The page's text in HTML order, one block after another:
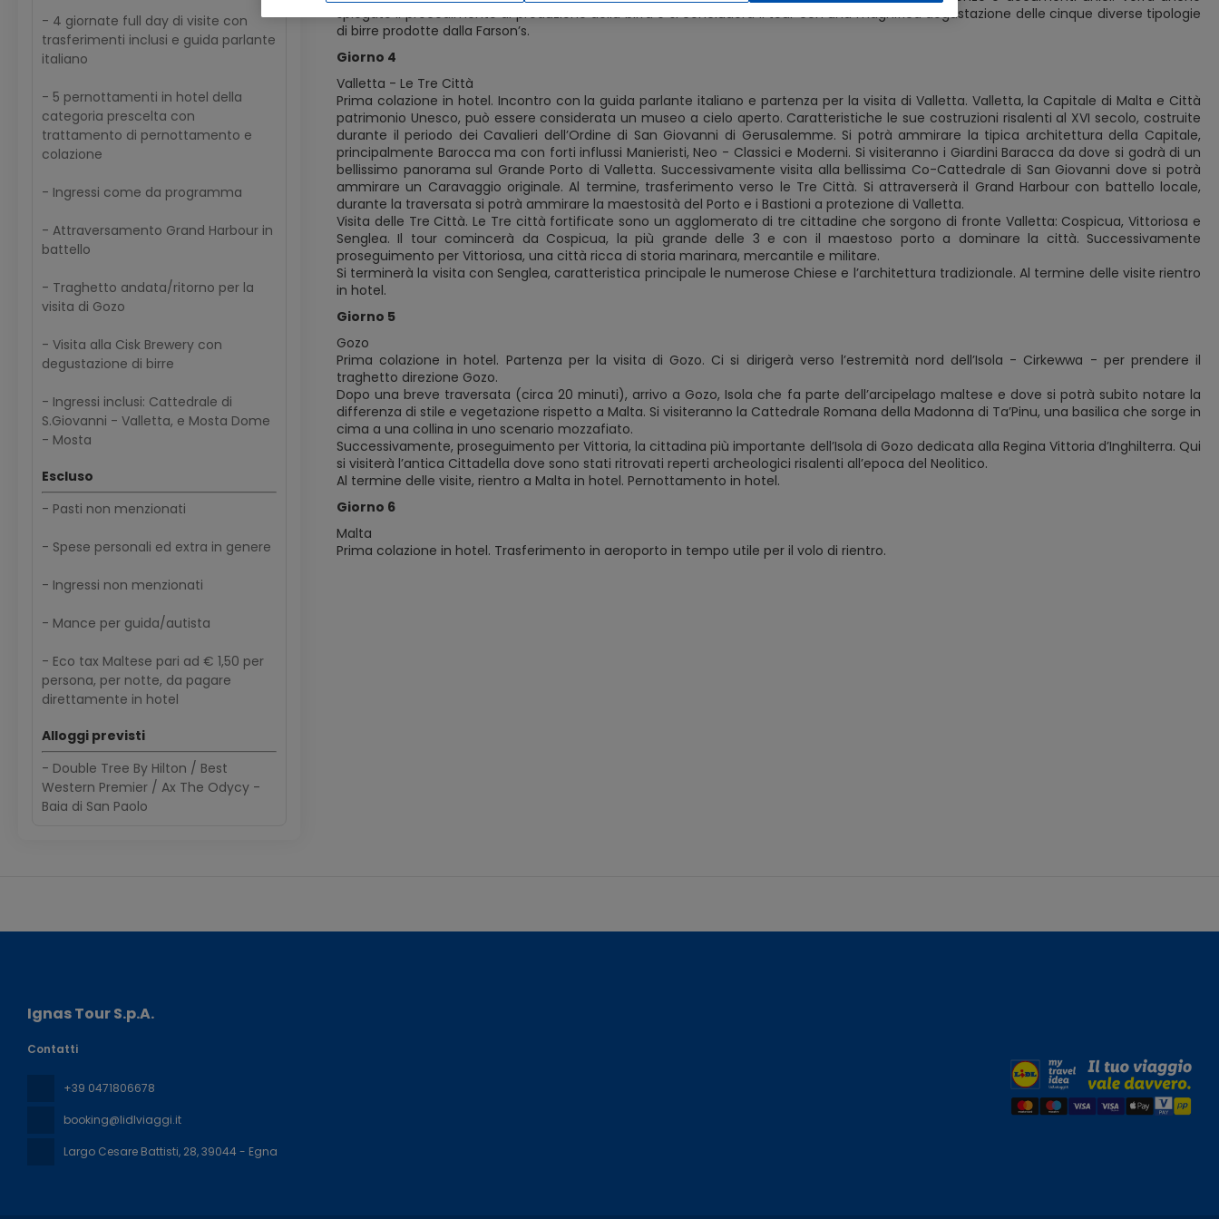
spiegato il procedimento di produzione della birra e si concluderà il tour con una magnifica degustazione delle cinque diverse tipologie
di birre prodotte dalla Farson’s.
Giorno 4
Valletta - Le Tre Città
Prima colazione in hotel. Incontro con la guida parlante italiano e partenza per la visita di Valletta. Valletta, la Capitale di Malta e Città
patrimonio Unesco, può essere considerata un museo a cielo aperto. Caratteristiche le sue costruzioni risalenti al XVI secolo, costruite
durante il periodo dei Cavalieri dell’Ordine di San Giovanni di Gerusalemme. Si potrà ammirare la tipica architettura della Capitale,
principalmente Barocca ma con forti influssi Manieristi, Neo - Classici e Moderni. Si visiteranno i Giardini Baracca da dove si godrà di un
bellissimo panorama sul Grande Porto di Valletta. Successivamente visita alla bellissima Co-Cattedrale di San Giovanni dove si potrà
ammirare un Caravaggio originale. Al termine, trasferimento verso le Tre Città. Si attraverserà il Grand Harbour con battello locale,
durante la traversata si potrà ammirare la maestosità del Porto e i Bastioni a protezione di Valletta.
Visita delle Tre Città. Le Tre città fortificate sono un agglomerato di tre cittadine che sorgono di fronte Valletta: Cospicua, Vittoriosa e
Senglea. Il tour comincerà da Cospicua, la più grande delle 3 e con il maestoso porto a dominare la città. Successivamente
proseguimento per Vittoriosa, una città ricca di storia marinara, mercantile e militare.
Si terminerà la visita con Senglea, caratteristica principale le numerose Chiese e l’architettura tradizionale. Al termine delle visite rientro
in hotel.
Giorno 5
Gozo
Prima colazione in hotel. Partenza per la visita di Gozo. Ci si dirigerà verso l’estremità nord dell’Isola - Cirkewwa - per prendere il
traghetto direzione Gozo.
Dopo una breve traversata (circa 20 minuti), arrivo a Gozo, Isola che fa parte dell’arcipelago maltese e dove si potrà subito notare la
differenza di stile e vegetazione rispetto a Malta. Si visiteranno la Cattedrale Romana della Madonna di Ta’Pinu, una basilica che sorge in
cima a una collina in uno scenario mozzafiato.
Successivamente, proseguimento per Vittoria, la cittadina più importante dell’Isola di Gozo dedicata alla Regina Vittoria d’Inghilterra. Qui
si visiterà l’antica Cittadella dove sono stati ritrovati reperti archeologici risalenti all’epoca del Neolitico.
Al termine delle visite, rientro a Malta in hotel. Pernottamento in hotel.
Giorno 6
Malta
Prima colazione in hotel. Trasferimento in aeroporto in tempo utile per il volo di rientro.
- 4 giornate full day di visite con
trasferimenti inclusi e guida parlante
italiano
- 5 pernottamenti in hotel della
categoria prescelta con
trattamento di pernottamento e
colazione
- Ingressi come da programma
- Attraversamento Grand Harbour in
battello
- Traghetto andata/ritorno per la
visita di Gozo
- Visita alla Cisk Brewery con
degustazione di birre
- Ingressi inclusi: Cattedrale di
S.Giovanni - Valletta, e Mosta Dome
- Mosta
Escluso
- Pasti non menzionati
- Spese personali ed extra in genere
- Ingressi non menzionati
- Mance per guida/autista
- Eco tax Maltese pari ad € 1,50 per
persona, per notte, da pagare
direttamente in hotel
Alloggi previsti
- Double Tree By Hilton / Best
Western Premier / Ax The Odycy -
Baia di San Paolo
Ignas Tour S.p.A.
Contatti
+39 0471806678
booking@lidlviaggi.it
Largo Cesare Battisti, 28, 39044 - Egna